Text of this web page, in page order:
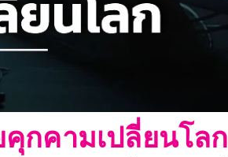
คุกคามเปลี่ยนโลก